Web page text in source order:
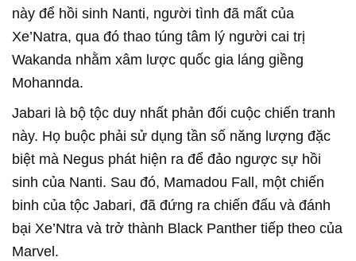
này để hồi sinh Nanti, người tình đã mất của
Xe’Natra, qua đó thao túng tâm lý người cai trị
Wakanda nhằm xâm lược quốc gia láng giềng
Mohannda.
Jabari là bộ tộc duy nhất phản đối cuộc chiến tranh
này. Họ buộc phải sử dụng tần số năng lượng đặc
biệt mà Negus phát hiện ra để đảo ngược sự hồi
sinh của Nanti. Sau đó, Mamadou Fall, một chiến
binh của tộc Jabari, đã đứng ra chiến đấu và đánh
bại Xe’Ntra và trở thành Black Panther tiếp theo của
Marvel.